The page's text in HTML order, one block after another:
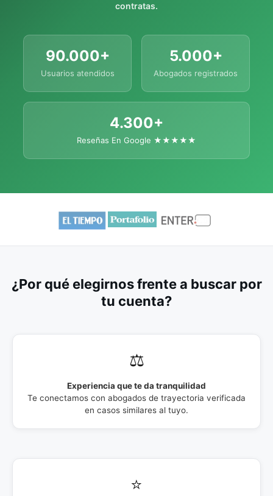
contratas.
90.000+
Usuarios atendidos
5.000+
Abogados registrados
4.300+
Reseñas En Google ★★★★★
¿Por qué elegirnos frente a buscar por
tu cuenta?
⚖️
Experiencia que te da tranquilidad
Te conectamos con abogados de trayectoria verificada
en casos similares al tuyo.
⭐